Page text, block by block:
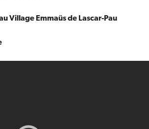
Village Emmaüs de Lascar-Pau